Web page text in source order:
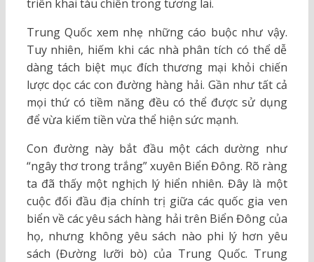
triển khai tàu chiến trong tương lai.
Trung Quốc xem nhẹ những cáo buộc như vậy.
Tuy nhiên, hiếm khi các nhà phân tích có thể dễ
dàng tách biệt mục đích thương mại khỏi chiến
lược dọc các con đường hàng hải. Gần như tất cả
mọi thứ có tiềm năng đều có thể được sử dụng
để vừa kiếm tiền vừa thể hiện sức mạnh.
Con đường này bắt đầu một cách dường như
“ngây thơ trong trắng” xuyên Biển Đông. Rõ ràng
ta đã thấy một nghịch lý hiển nhiên. Đây là một
cuộc đối đầu địa chính trị giữa các quốc gia ven
biển về các yêu sách hàng hải trên Biển Đông của
họ, nhưng không yêu sách nào phi lý hơn yêu
sách (Đường lưỡi bò) của Trung Quốc. Trung